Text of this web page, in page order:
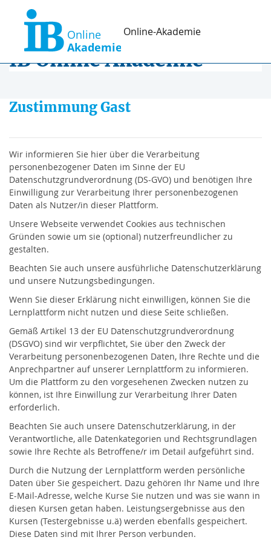
Online-Akademie
IB Online Akademie
Zustimmung Gast
Wir informieren Sie hier über die Verarbeitung
personenbezogener Daten im Sinne der EU
Datenschutzgrundverordnung (DS-GVO) und benötigen Ihre
Einwilligung zur Verarbeitung Ihrer personenbezogenen
Daten als Nutzer/in dieser Plattform.
Unsere Webseite verwendet Cookies aus technischen
Gründen sowie um sie (optional) nutzerfreundlicher zu
gestalten.
Beachten Sie auch unsere ausführliche Datenschutzerklärung
und unsere Nutzungsbedingungen.
Wenn Sie dieser Erklärung nicht einwilligen, können Sie die
Lernplattform nicht nutzen und diese Seite schließen.
Gemäß Artikel 13 der EU Datenschutzgrundverordnung
(DSGVO) sind wir verpflichtet, Sie über den Zweck der
Verarbeitung personenbezogenen Daten, Ihre Rechte und die
Anprechpartner auf unserer Lernplattform zu informieren.
Um die Plattform zu den vorgesehenen Zwecken nutzen zu
können, ist Ihre Einwillung zur Verarbeitung Ihrer Daten
erforderlich.
Beachten Sie auch unsere Datenschutzerklärung, in der
Verantwortliche, alle Datenkategorien und Rechtsgrundlagen
sowie Ihre Rechte als Betroffene/r im Detail aufgeführt sind.
Durch die Nutzung der Lernplattform werden persönliche
Daten über Sie gespeichert. Dazu gehören Ihr Name und Ihre
E-Mail-Adresse, welche Kurse Sie nutzen und was sie wann in
diesen Kursen getan haben. Leistungsergebnisse aus den
Kursen (Testergebnisse u.ä) werden ebenfalls gespeichert.
Diese Daten sind mit Ihrer Person verbunden.